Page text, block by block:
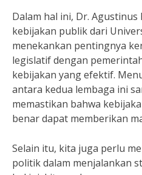
Dalam hal ini, Dr.
kebijakan publik dari
menekankan pentingnya
legislatif dengan
kebijakan yang efektif.
antara kedua lembaga ini
memastikan bahwa
benar dapat memberikan
Selain itu, kita juga perlu
politik dalam menjalankan